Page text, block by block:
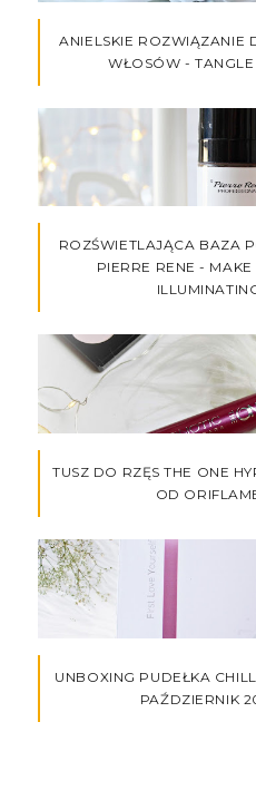
ANIELSKIE ROZWIĄZANIE
WŁOSÓW - TANGLE
ROZŚWIETLAJĄCA BAZA
PIERRE RENE - MAKE
TUSZ DO RZĘS THE ONE
OD
UNBOXING PUDEŁKA
PAŹDZIERNIK